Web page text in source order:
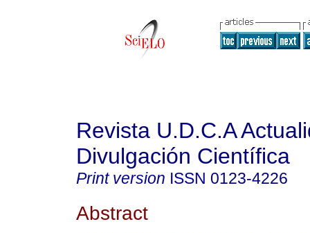
Revista U.D.C.A
Divulgación Científica
Print version ISSN 0123-4226
Abstract